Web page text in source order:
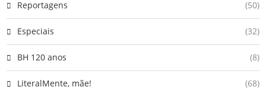
Reportagens (50)
Especiais (32)
BH 120 anos (8)
LiteralMente, mãe! (68)